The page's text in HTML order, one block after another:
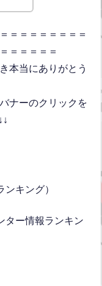
＝＝＝＝＝＝＝＝
＝＝＝＝＝
本当にありがとう
ナーのクリックを
ンキング）
ター情報ランキン